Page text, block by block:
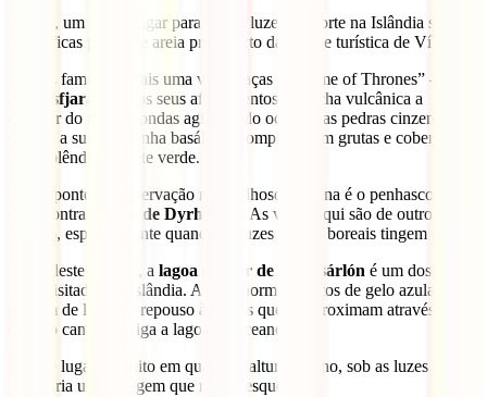
No sul, um ótimo lugar para ver as luzes do norte na Islândia são as
magníficas praias de areia preta perto da cidade turística de Vík.
A mais famosa – mais uma vez, graças a “Game of Thrones” – é
Reynisfjara
, com os seus afloramentos de rocha vulcânica a
emergir do mar, as ondas agitadas do oceano, as pedras cinzentas da
costa e a sua montanha basáltica, completa com grutas e coberta por
um esplêndido tapete verde.
Outro ponto de observação maravilhoso na zona é o penhasco onde
se encontra o
farol de Dyrhólaey
. As vistas aqui são de outro
mundo, especialmente quando as luzes verdes boreais tingem o céu.
No sudeste do país, a lagoa glaciar de Jökulsárlón é um dos locais
mais visitados da Islândia. Aqui, enormes blocos de gelo azulado
servem de local de repouso às focas que se aproximam através do
estreito canal que liga a lagoa ao oceano.
Se este lugar é bonito em qualquer altura do ano, sob as luzes do
norte cria uma imagem que nunca esquecerá.